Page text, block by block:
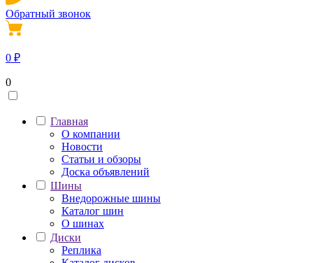
Обратный звонок
0 ₽
0
Главная
О компании
Новости
Статьи и обзоры
Доска объявлений
Шины
Внедорожные шины
Каталог шин
О шинах
Диски
Реплика